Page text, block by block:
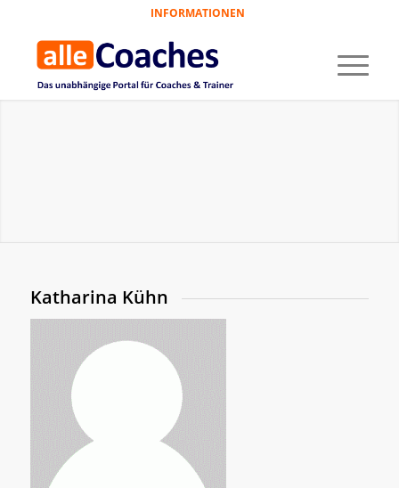
INFORMATIONEN
Katharina Kühn